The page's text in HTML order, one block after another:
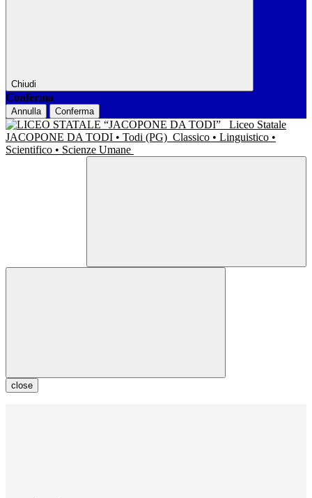
Chiudi
Conferma
Annulla Conferma
Liceo Statale
JACOPONE DA TODI • Todi (PG) Classico • Linguistico •
Scientifico • Scienze Umane
close